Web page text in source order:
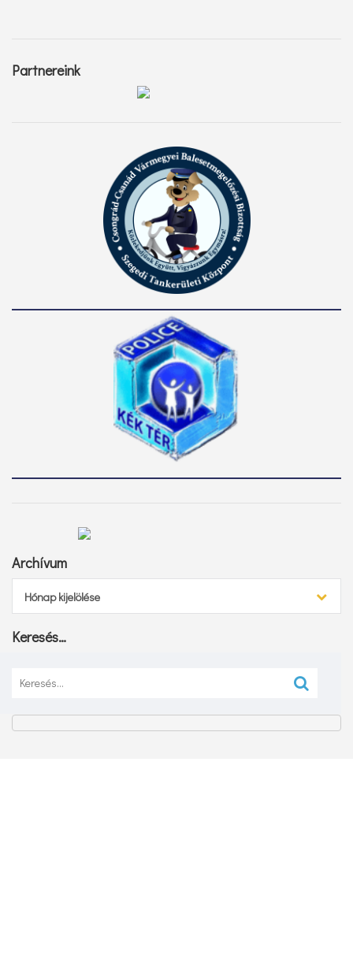
Partnereink
Archívum
Hónap kijelölése
Keresés…
Keresés: